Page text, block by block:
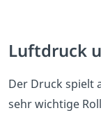
Luftdruck
Der Druck spielt
sehr wichtige